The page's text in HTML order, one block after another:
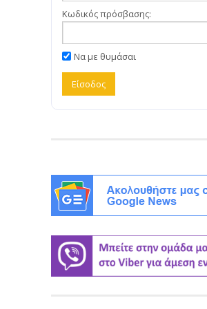
Κωδικός πρόσβασης:
Να με θυμάσαι